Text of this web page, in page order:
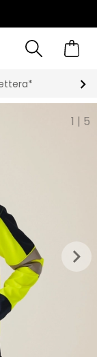
1 | 5
keyboard_arrow_right